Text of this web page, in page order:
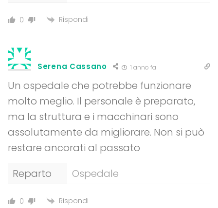
0 Rispondi
Serena Cassano 1 anno fa
Un ospedale che potrebbe funzionare
molto meglio. Il personale è preparato,
ma la struttura e i macchinari sono
assolutamente da migliorare. Non si può
restare ancorati al passato
Reparto
Ospedale
0 Rispondi